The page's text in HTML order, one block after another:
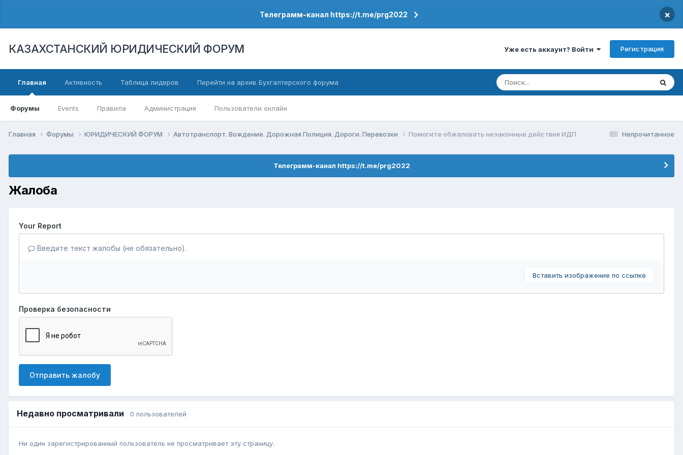
Телеграмм-канал https://t.me/prg2022 ×
КАЗАХСТАНСКИЙ ЮРИДИЧЕСКИЙ ФОРУМ Уже есть аккаунт? Войти Регистрация
Главная
Форумы Events Правила Администрация Пользователи онлайн
Активность Таблица лидеров Перейти на архив Бухгалтерского форума
Непрочитанное
Главная Форумы ЮРИДИЧЕСКИЙ ФОРУМ Автотранспорт. Вождение. Дорожная Полиция. Дороги. Перевозки Помогите обжаловать незаконные действия ИДП
Телеграмм-канал https://t.me/prg2022
Жалоба
Your Report
Введите текст жалобы (не обязательно).
Вставить изображение по ссылке
Проверка безопасности
Отправить жалобу
Недавно просматривали 0 пользователей
Ни один зарегистрированный пользователь не просматривает эту страницу.